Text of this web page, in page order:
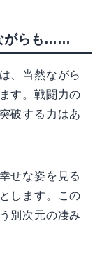
がらも……
、当然ながら
す。戦闘力の
破する力はあ
せな姿を見る
します。この
別次元の凄み